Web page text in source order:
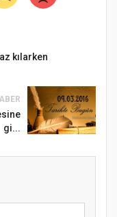
kılarken
gi...
Camii